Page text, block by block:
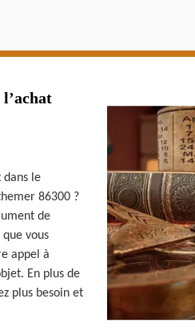
dans le
86300 ?
de
vous
appel à
En plus de
plus besoin et